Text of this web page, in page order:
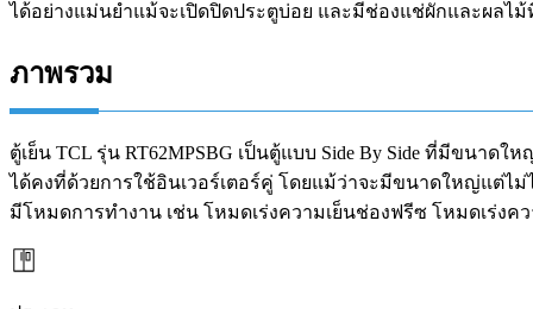
ได้อย่างแม่นยำแม้จะเปิดปิดประตูบ่อย และมีช่องแช่ผักและผลไ
ภาพรวม
ตู้เย็น TCL รุ่น RT62MPSBG เป็นตู้แบบ Side By Side ที่มีขน
ได้คงที่ด้วยการใช้อินเวอร์เตอร์คู่ โดยแม้ว่าจะมีขนาดใหญ่แต่ไ
มีโหมดการทำงาน เช่น โหมดเร่งความเย็นช่องฟรีซ โหมดเร่ง